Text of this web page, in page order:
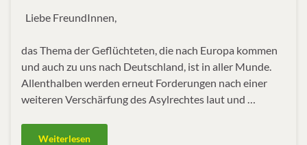
Liebe FreundInnen,
das Thema der Geflüchteten, die nach Europa kommen
und auch zu uns nach Deutschland, ist in aller Munde.
Allenthalben werden erneut Forderungen nach einer
weiteren Verschärfung des Asylrechtes laut und …
Weiterlesen